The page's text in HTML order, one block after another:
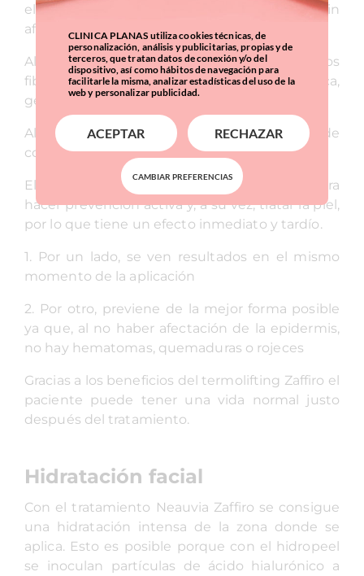
el calor penetra hasta unos 4 milímetros sin
afectar la epidermis.
Al tratarse de calor profundo, se estimulan los
fibroblastos de una manera natural y fisiológica,
generando más producción de colágeno.
Al haber un calentamiento de las fibras de
colágeno, el efecto lifting es inmediato.
El termolifting Zaffiro es un buen método para
hacer prevención activa y, a su vez, tratar la piel,
por lo que tiene un efecto inmediato y tardío.
1. Por un lado, se ven resultados en el mismo
momento de la aplicación
2. Por otro, previene de la mejor forma posible
ya que, al no haber afectación de la epidermis,
no hay hematomas, quemaduras o rojeces
Gracias a los beneficios del termolifting Zaffiro el
paciente puede tener una vida normal justo
después del tratamiento.
Hidratación facial
Con el tratamiento Neauvia Zaffiro se consigue
una hidratación intensa de la zona donde se
aplica. Esto es posible porque con el hidropeel
se inoculan partículas de ácido hialurónico a
CLINICA PLANAS utiliza cookies técnicas, de
personalización, análisis y publicitarias, propias y de
terceros, que tratan datos de conexión y/o del
dispositivo, así como hábitos de navegación para
facilitarle la misma, analizar estadísticas del uso de la
web y personalizar publicidad.
ACEPTAR RECHAZAR
CAMBIAR PREFERENCIAS